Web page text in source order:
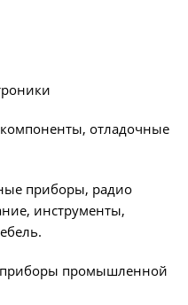
отладочные
приборы, радио
инструменты,
промышленной